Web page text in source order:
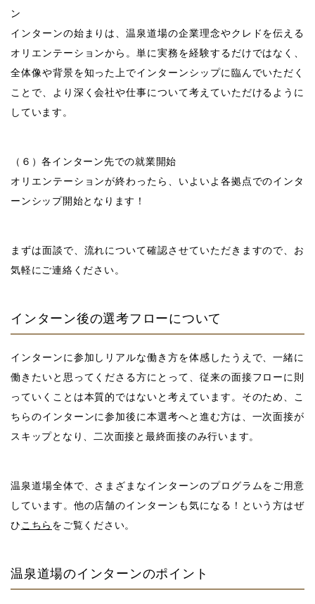
ン
インターンの始まりは、温泉道場の企業理念やクレドを伝える
オリエンテーションから。単に実務を経験するだけではなく、
全体像や背景を知った上でインターンシップに臨んでいただく
ことで、より深く会社や仕事について考えていただけるように
しています。
（６）各インターン先での就業開始
オリエンテーションが終わったら、いよいよ各拠点でのインタ
ーンシップ開始となります！
まずは面談で、流れについて確認させていただきますので、お
気軽にご連絡ください。
インターン後の選考フローについて
インターンに参加しリアルな働き方を体感したうえで、一緒に
働きたいと思ってくださる方にとって、従来の面接フローに則
っていくことは本質的ではないと考えています。そのため、こ
ちらのインターンに参加後に本選考へと進む方は、一次面接が
スキップとなり、二次面接と最終面接のみ行います。
温泉道場全体で、さまざまなインターンのプログラムをご用意
しています。他の店舗のインターンも気になる！という方はぜ
ひ こちら をご覧ください。
温泉道場のインターンのポイント